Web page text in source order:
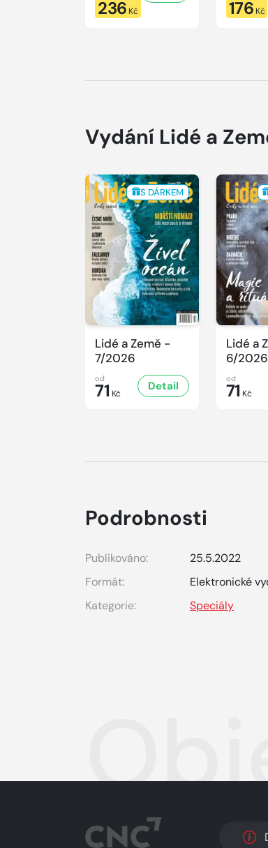
236 Kč 176 Kč
Vydání Lidé a
S DÁRKEM
Lidé a Země -
7/2026
od
71 Kč
Detail
Lidé a
6/2026
od
71 Kč
Podrobnosti
Publikováno:
25.5.2022
Formát:
Elektronické
Kategorie:
Speciály